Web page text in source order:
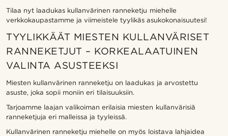
Tilaa nyt laadukas kullanvärinen ranneketju miehelle
verkkokaupastamme ja viimeistele tyylikäs asukokonaisuutesi!
TYYLIKKÄÄT MIESTEN KULLANVÄRISET
RANNEKETJUT – KORKEALAATUINEN
VALINTA ASUSTEEKSI
Miesten kullanvärinen ranneketju on laadukas ja arvostettu
asuste, joka sopii moniin eri tilaisuuksiin.
Tarjoamme laajan valikoiman erilaisia miesten kullanvärisiä
ranneketjuja eri malleissa ja tyyleissä.
Kullanvärinen ranneketju miehelle on myös loistava lahjaidea